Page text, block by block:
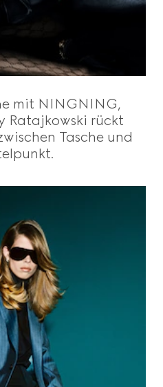
mit NINGNING,
Ratajkowski rückt
Tasche und